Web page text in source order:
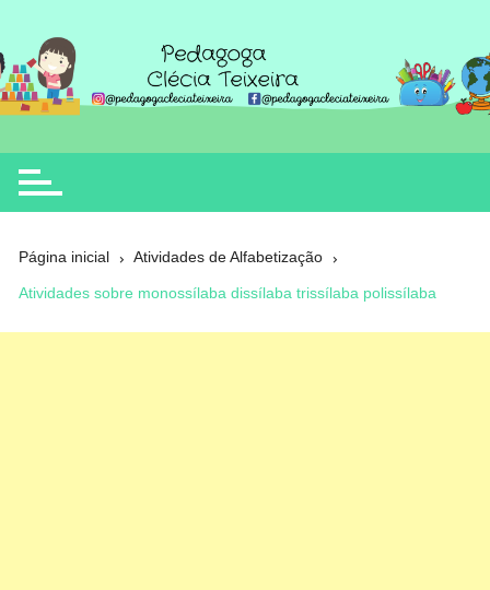
o
conteúdo
Clécia Teixeira
educação
Página inicial Atividades de Alfabetização
Atividades sobre monossílaba dissílaba trissílaba polissílaba